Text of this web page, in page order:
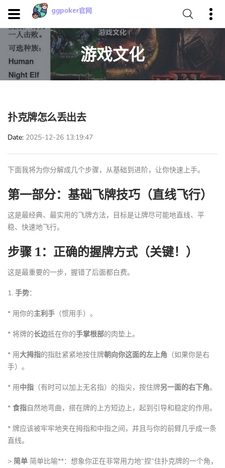
游戏文化
扑克牌怎么丢出去
Date 2025-12-26 13:19:47
下面我将为你分解成几个步骤，从基础到进阶，让你快速上手。
第一部分：基础飞牌技巧（直线飞行）
这是最经典、最实用的飞牌方法，目标是让牌尽可能地直线、平
稳、快速地飞行。
步骤 1：正确的握牌方式（关键！）
这是最重要的一步，握错了后面都白费。
1. 手势：
* 用你的主利手 （惯用手）。
* 将牌的长边抵在你的手掌根部的肉垫上。
* 用大拇指的指肚紧紧地按住牌朝向你这面的左上角 （如果你是右
手）。
* 用中指 （有时可以加上无名指）的指尖，按住牌另一面的右下角。
* 食指自然地弯曲，搭在牌的上方短边上，起到引导和稳定的作用。
* 牌应该被牢牢地夹在拇指和中指之间，并且与你的前臂几乎成一条
直线。
> 简单 简单比喻**：想象你正在非常用力地“捏”住扑克牌的一个角，